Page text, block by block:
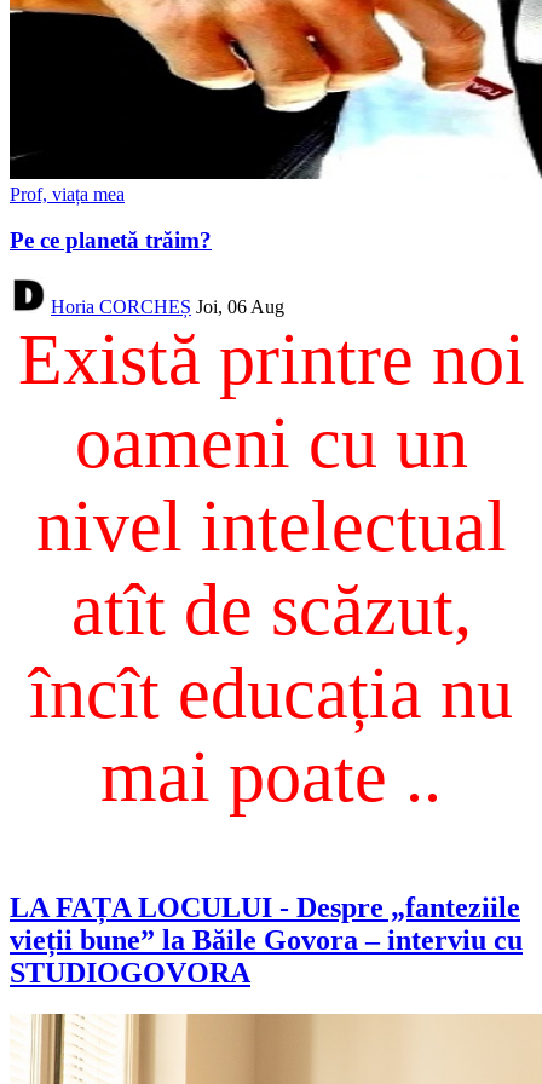
Prof, viața mea
Pe ce planetă trăim?
Horia CORCHEȘ Joi, 06 Aug
Există printre noi
oameni cu un
nivel intelectual
atît de scăzut,
încît educația nu
mai poate ..
LA FAȚA LOCULUI - Despre „fanteziile
vieții bune” la Băile Govora – interviu cu
STUDIOGOVORA